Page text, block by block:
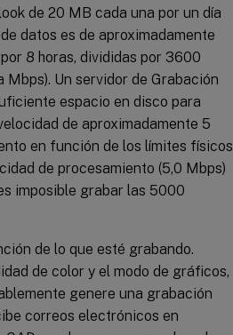
de 20 MB cada una por un día
datos es de aproximadamente
8 horas, divididas por 3600
Un servidor de Grabación
espacio en disco para
de aproximadamente 5
en función de los límites físicos
de procesamiento (5,0 Mbps)
imposible grabar las 5000
de lo que esté grabando.
de color y el modo de gráficos,
genere una grabación
correos electrónicos en